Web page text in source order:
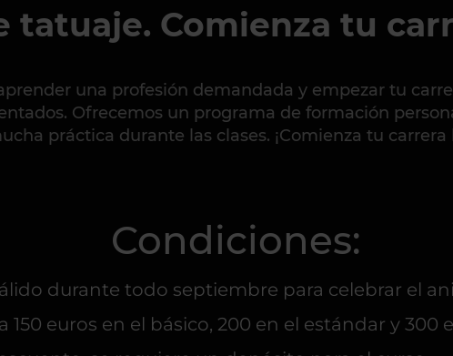
tatuaje. Comienza tu
una profesión demandada y empezar tu
Ofrecemos un programa de formación
práctica durante las clases. ¡Comienza tu
Condiciones:
durante todo septiembre para celebrar el
150 euros en el básico, 200 en el estándar y 300